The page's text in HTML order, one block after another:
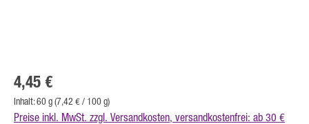
Regulärer Preis:
4,45 €
Inhalt:60 g(7,42 € / 100 g)
Preise inkl. MwSt. zzgl. Versandkosten, versandkostenfrei: ab 30 €